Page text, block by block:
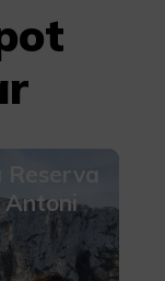
Reserva
Antoni